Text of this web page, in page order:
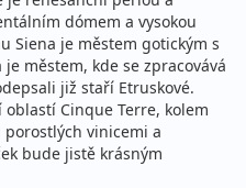
dómem a vysokou
Siena je městem gotickým s
městem, kde se zpracovává
již staří Etruskové.
Cinque Terre, kolem
vinicemi a
bude jistě krásným